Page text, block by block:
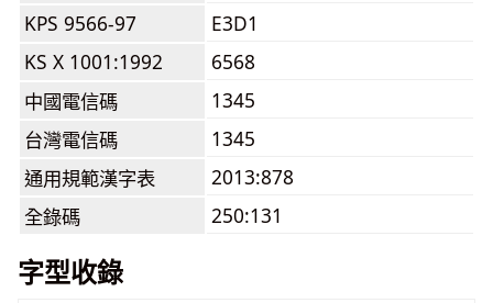
KPS 9566-97
E3D1
KS X 1001:1992
6568
中國電信碼
1345
台灣電信碼
1345
通用規範漢字表
2013:878
全錄碼
250:131
字型收錄